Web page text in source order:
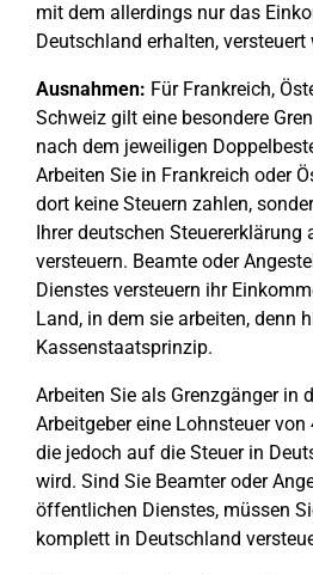
mit dem allerdings nur das
Deutschland erhalten, versteuert
Ausnahmen: Für Frankreich,
Schweiz gilt eine besondere
nach dem jeweiligen
Arbeiten Sie in Frankreich oder
dort keine Steuern zahlen,
Ihrer deutschen Steuererklärung
versteuern. Beamte oder
Dienstes versteuern ihr
Land, in dem sie arbeiten, denn
Kassenstaatsprinzip.
Arbeiten Sie als Grenzgänger in
Arbeitgeber eine Lohnsteuer von
die jedoch auf die Steuer in
wird. Sind Sie Beamter oder
öffentlichen Dienstes, müssen
komplett in Deutschland